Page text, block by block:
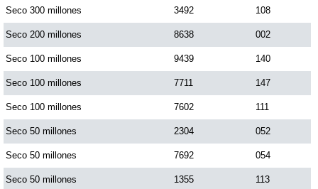
Seco 300 millones 3492 108
Seco 200 millones 8638 002
Seco 100 millones 9439 140
Seco 100 millones 7711 147
Seco 100 millones 7602 111
Seco 50 millones 2304 052
Seco 50 millones 7692 054
Seco 50 millones 1355 113